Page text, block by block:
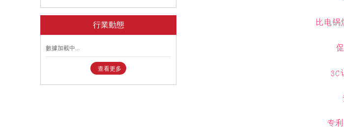
行業動態
數據加載中...
查看更多